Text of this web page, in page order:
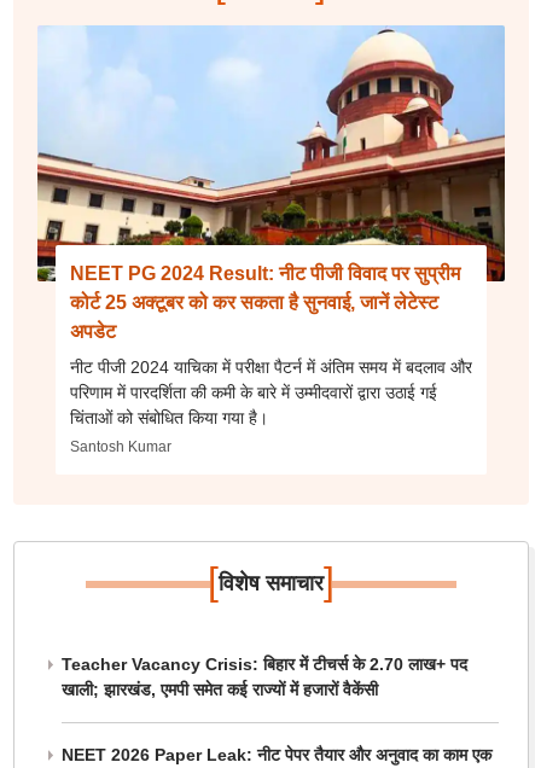
NEET PG 2024 Result: नीट पीजी विवाद पर सुप्रीम
कोर्ट 25 अक्टूबर को कर सकता है सुनवाई, जानें लेटेस्ट
अपडेट
नीट पीजी 2024 याचिका में परीक्षा पैटर्न में अंतिम समय में बदलाव और
परिणाम में पारदर्शिता की कमी के बारे में उम्मीदवारों द्वारा उठाई गई
चिंताओं को संबोधित किया गया है।
Santosh Kumar
[विशेष समाचार]
Teacher Vacancy Crisis: बिहार में टीचर्स के 2.70 लाख+ पद
खाली; झारखंड, एमपी समेत कई राज्यों में हजारों वैकेंसी
NEET 2026 Paper Leak: नीट पेपर तैयार और अनुवाद का काम एक